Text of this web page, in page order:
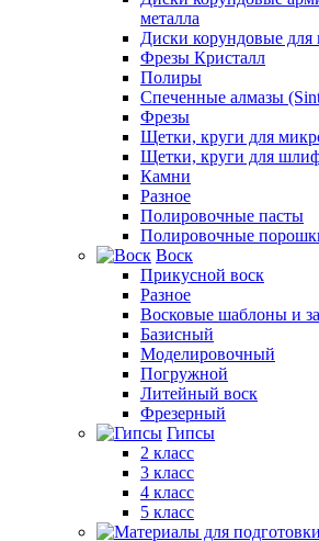
металла
Диски корундовые для
Фрезы Кристалл
Полиры
Спеченные алмазы
Фрезы
Щетки, круги для
Щетки, круги для
Камни
Разное
Полировочные пасты
Полировочные
Воск
Прикусной воск
Разное
Восковые шаблоны и
Базисный
Моделировочный
Погружной
Литейный воск
Фрезерный
Гипсы
2 класс
3 класс
4 класс
5 класс